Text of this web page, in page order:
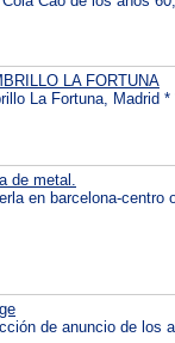
LA FORTUNA
La Fortuna, Madrid
de metal.
en barcelona-
de anuncio de